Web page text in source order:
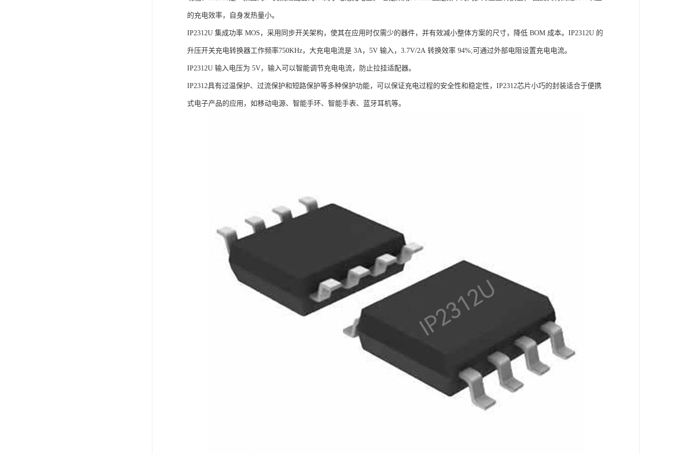
的充电效率，自身发热量小。
IP2312U 集成功率 MOS，采用同步开关架构，使其在应用时仅需少的器件，并有效减小整体方案的尺寸，降低 BOM 成本。IP2312U 的
升压开关充电转换器工作频率750KHz，大充电电流是 3A，5V 输入，3.7V/2A 转换效率 94%;可通过外部电阻设置充电电流。
IP2312U 输入电压为 5V，输入可以智能调节充电电流，防止拉挂适配器。
IP2312具有过温保护、过流保护和短路保护等多种保护功能，可以保证充电过程的安全性和稳定性，IP2312芯片小巧的封装适合于便携
式电子产品的应用，如移动电源、智能手环、智能手表、蓝牙耳机等。